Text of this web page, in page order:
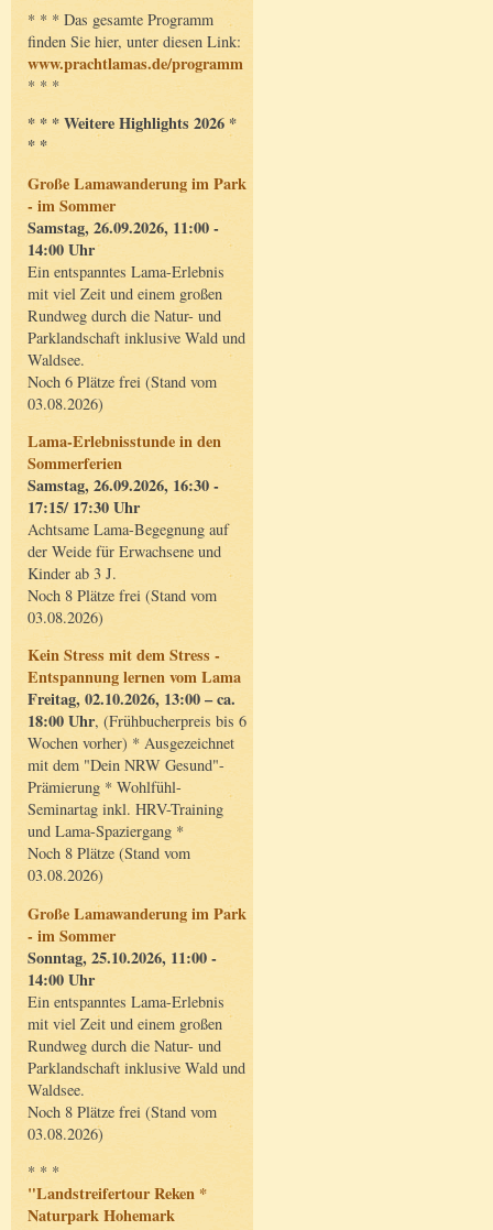
* * * Das gesamte Programm
finden Sie hier, unter diesen Link:
www.prachtlamas.de/programm
* * *
* * * Weitere Highlights 2026 *
* *
Große Lamawanderung im Park
- im Sommer
Samstag, 26.09.2026, 11:00 -
14:00 Uhr
Ein entspanntes Lama-Erlebnis
mit viel Zeit und einem großen
Rundweg durch die Natur- und
Parklandschaft inklusive Wald und
Waldsee.
Noch 6 Plätze frei (Stand vom
03.08.2026)
Lama-Erlebnisstunde in den
Sommerferien
Samstag, 26.09.2026, 16:30 -
17:15/ 17:30 Uhr
Achtsame Lama-Begegnung auf
der Weide für Erwachsene und
Kinder ab 3 J.
Noch 8 Plätze frei (Stand vom
03.08.2026)
Kein Stress mit dem Stress -
Entspannung lernen vom Lama
Freitag, 02.10.2026, 13:00 – ca.
18:00 Uhr, (Frühbucherpreis bis 6
Wochen vorher) * Ausgezeichnet
mit dem "Dein NRW Gesund"-
Prämierung * Wohlfühl-
Seminartag inkl. HRV-Training
und Lama-Spaziergang *
Noch 8 Plätze (Stand vom
03.08.2026)
Große Lamawanderung im Park
- im Sommer
Sonntag, 25.10.2026, 11:00 -
14:00 Uhr
Ein entspanntes Lama-Erlebnis
mit viel Zeit und einem großen
Rundweg durch die Natur- und
Parklandschaft inklusive Wald und
Waldsee.
Noch 8 Plätze frei (Stand vom
03.08.2026)
* * *
"Landstreifertour Reken *
Naturpark Hohemark